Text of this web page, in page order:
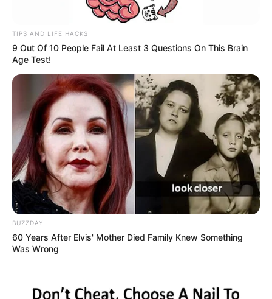
TIPS AND LIFE HACKS
9 Out Of 10 People Fail At Least 3 Questions On This Brain
Age Test!
BUZZDAY
60 Years After Elvis' Mother Died Family Knew Something
Was Wrong